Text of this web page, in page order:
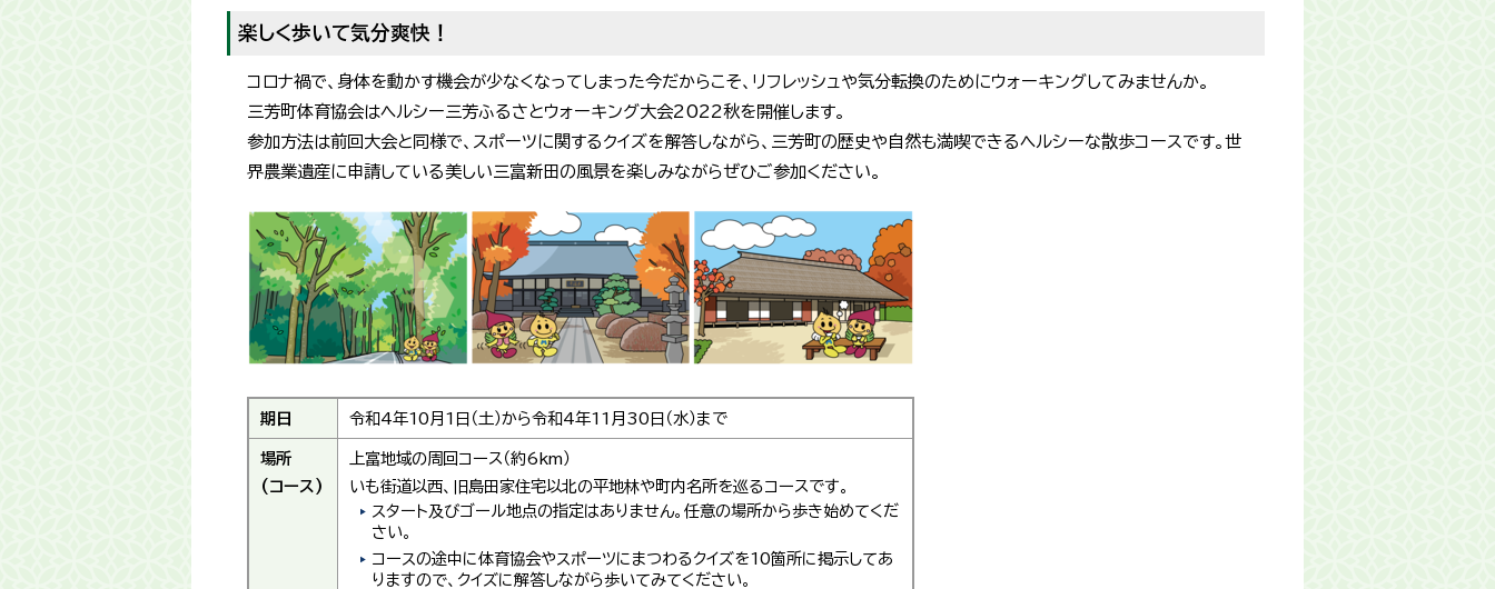
楽しく歩いて気分爽快！
コロナ禍で、身体を動かす機会が少なくなってしまった今だからこそ、リフレッシュや気分転換のためにウォーキングしてみませんか。
三芳町体育協会はヘルシー三芳ふるさとウォーキング大会2022秋を開催します。
参加方法は前回大会と同様で、スポーツに関するクイズを解答しながら、三芳町の歴史や自然も満喫できるヘルシーな散歩コースです。世
界農業遺産に申請している美しい三富新田の風景を楽しみながらぜひご参加ください。
期日 令和4年10月1日（土）から令和4年11月30日（水）まで
場所
(コース)
上富地域の周回コース（約6km）
いも街道以西、旧島田家住宅以北の平地林や町内名所を巡るコースです。
スタート及びゴール地点の指定はありません。任意の場所から歩き始めてくだ
さい。
コースの途中に体育協会やスポーツにまつわるクイズを10箇所に掲示してあ
りますので、クイズに解答しながら歩いてみてください。